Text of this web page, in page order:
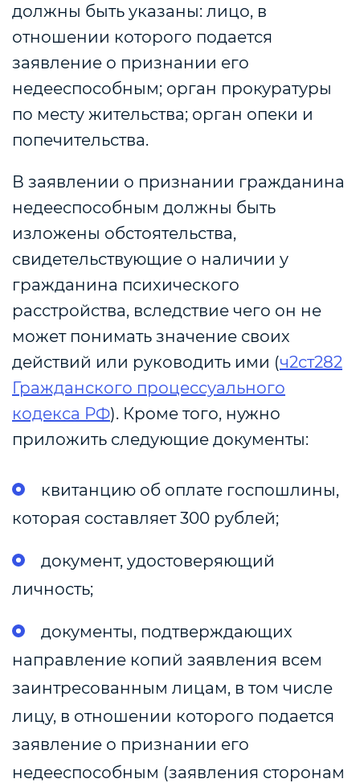
должны быть указаны: лицо, в
отношении которого подается
заявление о признании его
недееспособным; орган прокуратуры
по месту жительства; орган опеки и
попечительства.
В заявлении о признании гражданина
недееспособным должны быть
изложены обстоятельства,
свидетельствующие о наличии у
гражданина психического
расстройства, вследствие чего он не
может понимать значение своих
действий или руководить ими (ч2ст282
Гражданского процессуального
кодекса РФ). Кроме того, нужно
приложить следующие документы:
квитанцию об оплате госпошлины,
которая составляет 300 рублей;
документ, удостоверяющий
личность;
документы, подтверждающих
направление копий заявления всем
заинтресованным лицам, в том числе
лицу, в отношении которого подается
заявление о признании его
недееспособным (заявления сторонам